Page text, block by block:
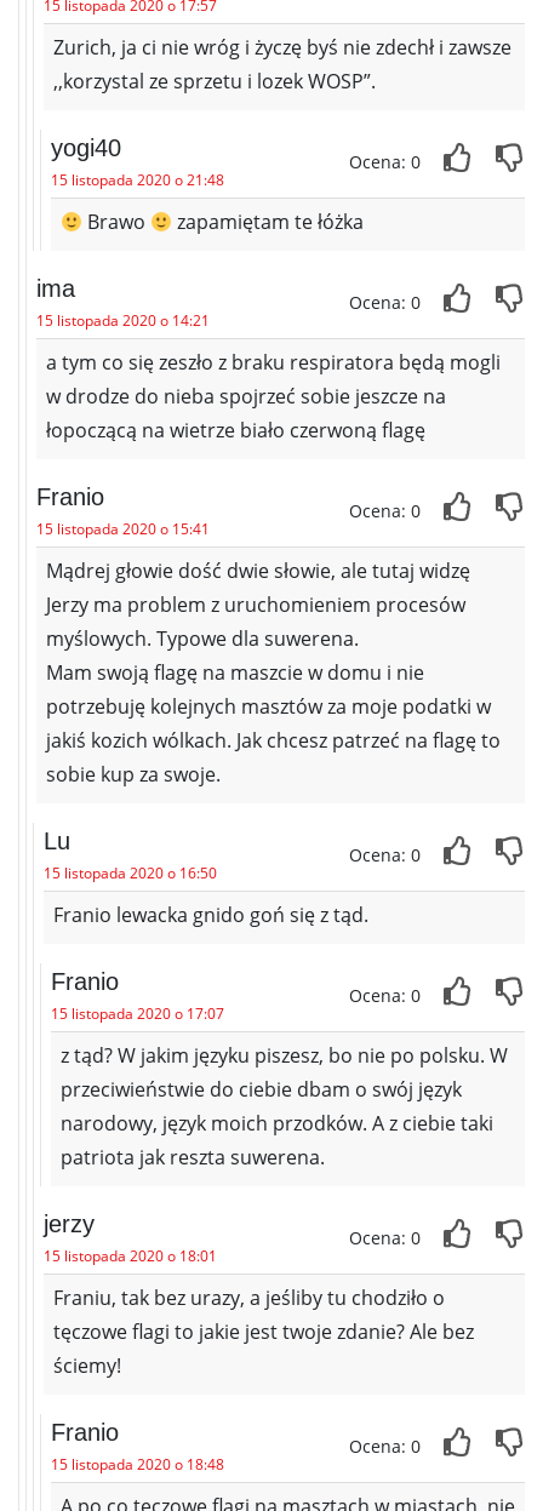
15 listopada 2020 o 17:57
Zurich, ja ci nie wróg i życzę byś nie zdechł i zawsze
,,korzystal ze sprzetu i lozek WOSP”.
yogi40
15 listopada 2020 o 21:48
Ocena: 0
Brawo zapamiętam te łóżka
ima
15 listopada 2020 o 14:21
Ocena: 0
a tym co się zeszło z braku respiratora będą mogli
w drodze do nieba spojrzeć sobie jeszcze na
łopoczącą na wietrze biało czerwoną flagę
Franio
15 listopada 2020 o 15:41
Ocena: 0
Mądrej głowie dość dwie słowie, ale tutaj widzę
Jerzy ma problem z uruchomieniem procesów
myślowych. Typowe dla suwerena.
Mam swoją flagę na maszcie w domu i nie
potrzebuję kolejnych masztów za moje podatki w
jakiś kozich wólkach. Jak chcesz patrzeć na flagę to
sobie kup za swoje.
Lu
15 listopada 2020 o 16:50
Ocena: 0
Franio lewacka gnido goń się z tąd.
Franio
15 listopada 2020 o 17:07
Ocena: 0
z tąd? W jakim języku piszesz, bo nie po polsku. W
przeciwieństwie do ciebie dbam o swój język
narodowy, język moich przodków. A z ciebie taki
patriota jak reszta suwerena.
jerzy
15 listopada 2020 o 18:01
Ocena: 0
Franiu, tak bez urazy, a jeśliby tu chodziło o
tęczowe flagi to jakie jest twoje zdanie? Ale bez
ściemy!
Franio
15 listopada 2020 o 18:48
Ocena: 0